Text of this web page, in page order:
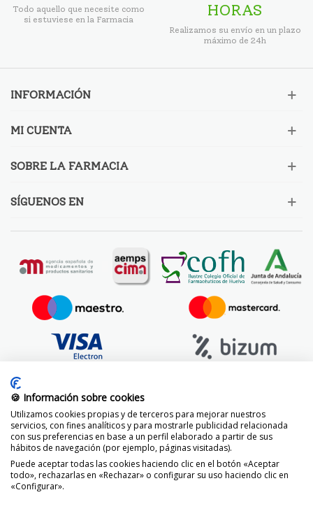
Todo aquello que necesite como
si estuviese en la Farmacia
HORAS
Realizamos su envío en un plazo
máximo de 24h
INFORMACIÓN
MI CUENTA
SOBRE LA FARMACIA
SÍGUENOS EN
🍪 Información sobre cookies
Utilizamos cookies propias y de terceros para mejorar nuestros
servicios, con fines analíticos y para mostrarle publicidad relacionada
con sus preferencias en base a un perfil elaborado a partir de sus
hábitos de navegación (por ejemplo, páginas visitadas).
Puede aceptar todas las cookies haciendo clic en el botón «Aceptar
todo», rechazarlas en «Rechazar» o configurar su uso haciendo clic en
«Configurar».